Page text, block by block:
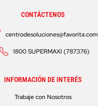
CONTÁCTENOS
centrodesoluciones@favorita.com
1800 SUPERMAXI (787376)
INFORMACIÓN DE INTERÉS
Trabaje con Nosotros